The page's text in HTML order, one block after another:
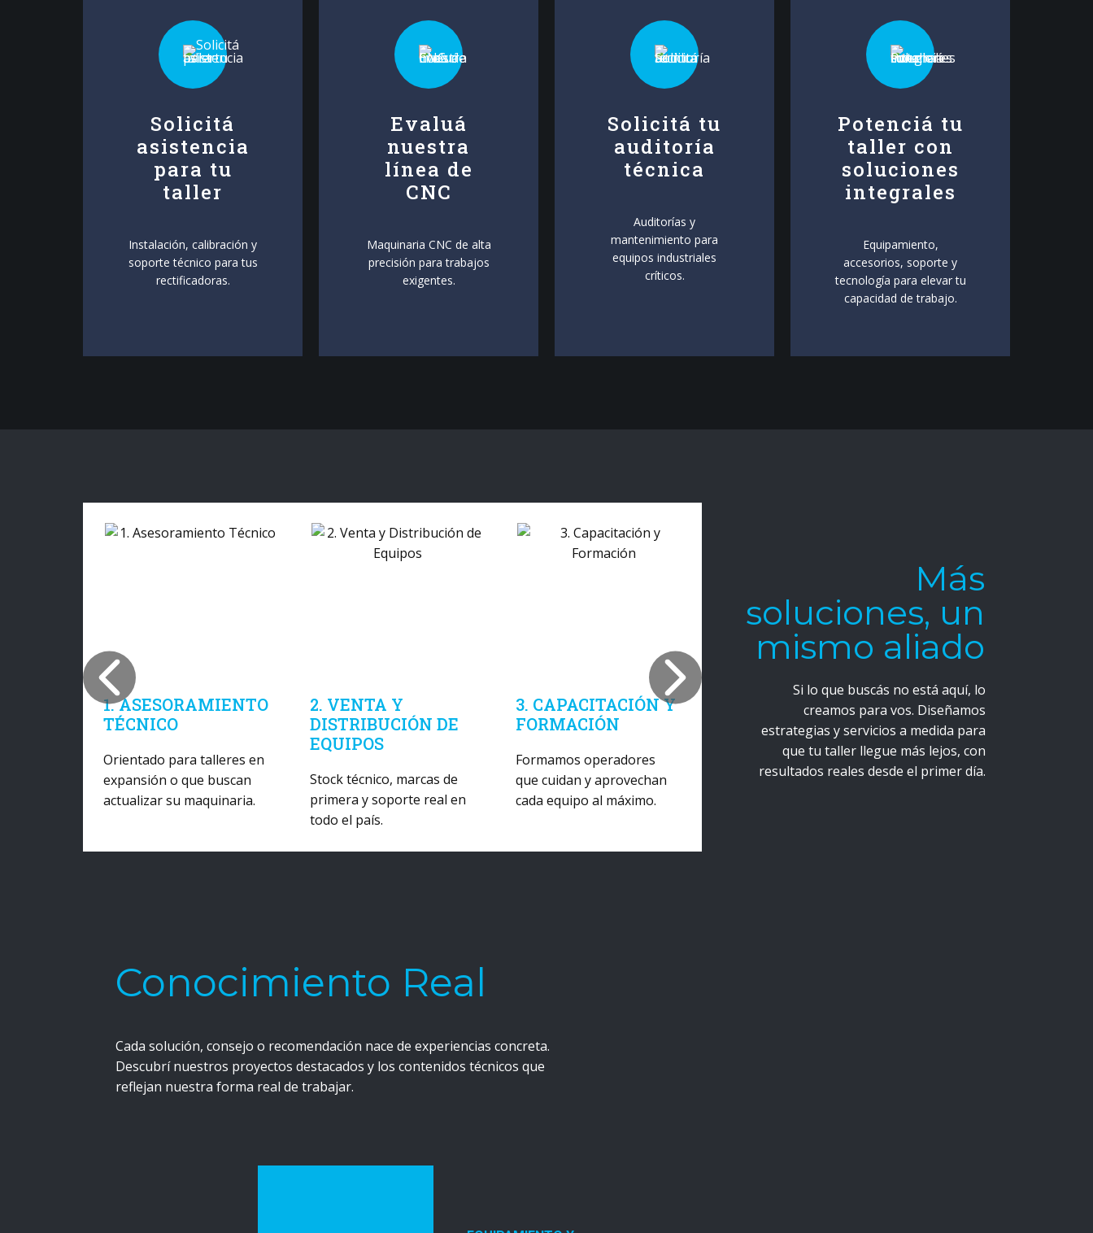
Solicitá
asistencia
para tu
taller
Instalación, calibración y
soporte técnico para tus
rectificadoras.
Evaluá
nuestra
línea de
CNC
Maquinaria CNC de alta
precisión para trabajos
exigentes.
Solicitá tu
auditoría
técnica
Auditorías y
mantenimiento para
equipos industriales
críticos.
Potenciá tu
taller con
soluciones
integrales
Equipamiento,
accesorios, soporte y
tecnología para elevar tu
capacidad de trabajo.
1. ASESORAMIENTO
TÉCNICO
Orientado para talleres en
expansión o que buscan
actualizar su maquinaria.
2. VENTA Y
DISTRIBUCIÓN DE
EQUIPOS
Stock técnico, marcas de
primera y soporte real en
todo el país.
3. CAPACITACIÓN Y
FORMACIÓN
Formamos operadores
que cuidan y aprovechan
cada equipo al máximo.
MANTENIMIENTO
Y REPARACIÓN
Evitá tiempos muertos y
5. AUDITORÍAS
TÉCNICAS
Una auditoría a tiempo
prolonga la vida útil del
Más
soluciones, un
mismo aliado
Si lo que buscás no está aquí, lo
creamos para vos. Diseñamos
estrategias y servicios a medida para
que tu taller llegue más lejos, con
resultados reales desde el primer día.
Conocimiento Real
Cada solución, consejo o recomendación nace de experiencias concreta.
Descubrí nuestros proyectos destacados y los contenidos técnicos que
reflejan nuestra forma real de trabajar.